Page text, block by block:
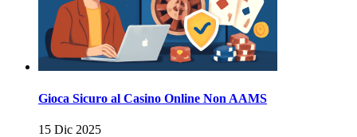
Gioca Sicuro al Casino Online Non AAMS
15 Dic 2025